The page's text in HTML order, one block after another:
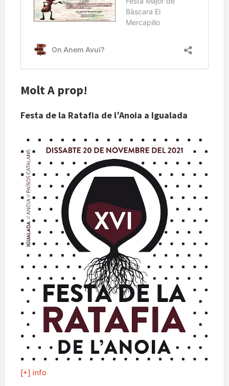
Molt A prop!
Festa de la Ratafia de l’Anoia a Igualada
[+] info